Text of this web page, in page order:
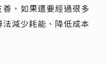
，如果還要經過很多
減少耗能、降低成本